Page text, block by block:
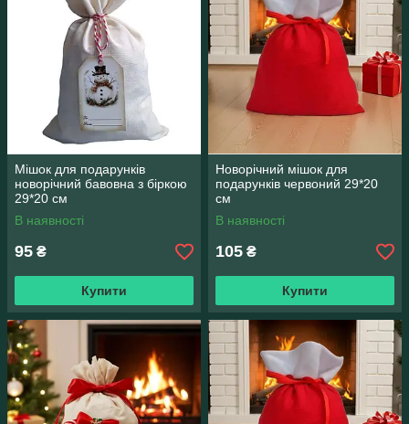
Мішок для подарунків
новорічний бавовна з біркою
29*20 см
В наявності
95 ₴
Купити
Новорічний мішок для
подарунків червоний 29*20
см
В наявності
105 ₴
Купити